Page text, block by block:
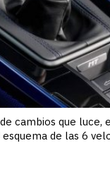
cambios que luce,
de las 6